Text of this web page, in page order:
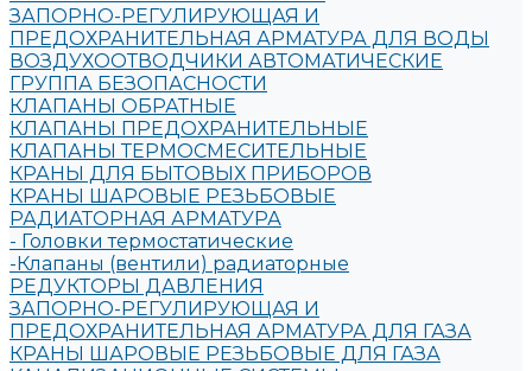
ЗАПОРНО-РЕГУЛИРУЮЩАЯ И
ПРЕДОХРАНИТЕЛЬНАЯ АРМАТУРА ДЛЯ ВОДЫ
ВОЗДУХООТВОДЧИКИ АВТОМАТИЧЕСКИЕ
ГРУППА БЕЗОПАСНОСТИ
КЛАПАНЫ ОБРАТНЫЕ
КЛАПАНЫ ПРЕДОХРАНИТЕЛЬНЫЕ
КЛАПАНЫ ТЕРМОСМЕСИТЕЛЬНЫЕ
КРАНЫ ДЛЯ БЫТОВЫХ ПРИБОРОВ
КРАНЫ ШАРОВЫЕ РЕЗЬБОВЫЕ
РАДИАТОРНАЯ АРМАТУРА
- Головки термостатические
-Клапаны (вентили) радиаторные
РЕДУКТОРЫ ДАВЛЕНИЯ
ЗАПОРНО-РЕГУЛИРУЮЩАЯ И
ПРЕДОХРАНИТЕЛЬНАЯ АРМАТУРА ДЛЯ ГАЗА
КРАНЫ ШАРОВЫЕ РЕЗЬБОВЫЕ ДЛЯ ГАЗА